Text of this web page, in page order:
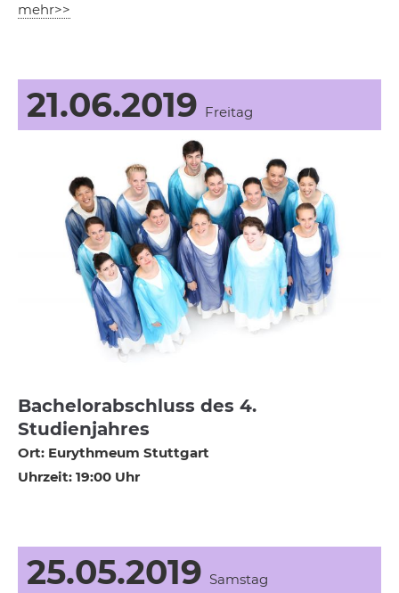
mehr>>
21.06.2019 Freitag
Bachelorabschluss des 4.
Studienjahres
Ort: Eurythmeum Stuttgart
Uhrzeit: 19:00 Uhr
25.05.2019 Samstag